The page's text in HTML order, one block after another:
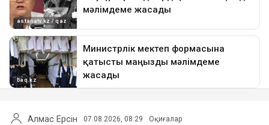
Алмас Ерсін 07.08.2026, 08:29 Оқиғалар